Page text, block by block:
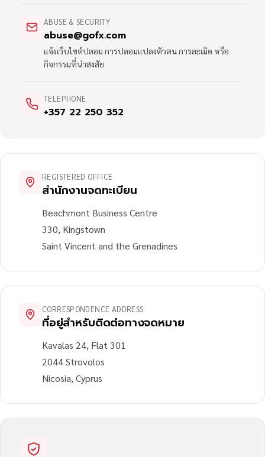
ABUSE & SECURITY
abuse@gofx.com
แจ้งเว็บไซต์ปลอม การปลอมแปลงตัวตน การละเมิด หรือ
กิจกรรมที่น่าสงสัย
TELEPHONE
+357 22 250 352
REGISTERED OFFICE
สำนักงานจดทะเบียน
Beachmont Business Centre
330, Kingstown
Saint Vincent and the Grenadines
CORRESPONDENCE ADDRESS
ที่อยู่สำหรับติดต่อทางจดหมาย
Kavalas 24, Flat 301
2044 Strovolos
Nicosia, Cyprus